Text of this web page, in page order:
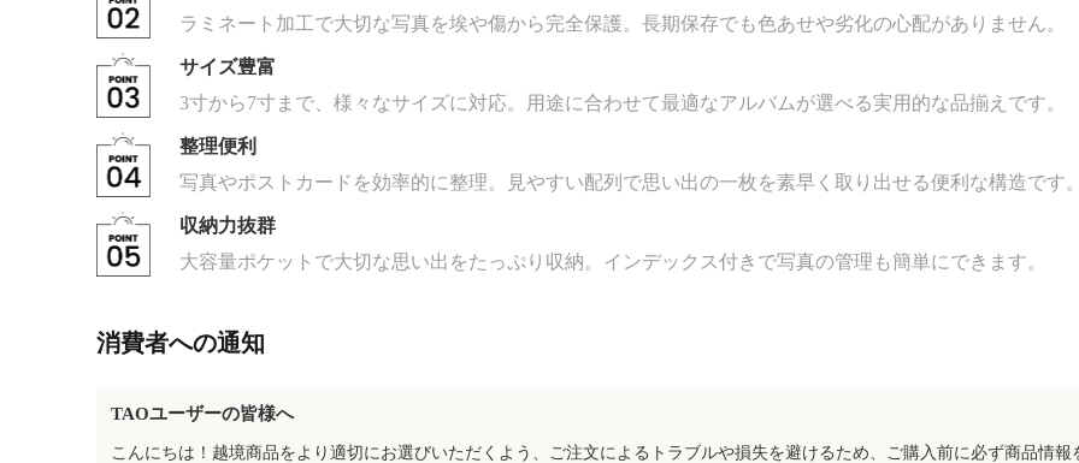
ラミネート加工で大切な写真を埃や傷から完全保護。長期保存でも色あせや劣化の心配がありません。
サイズ豊富
3寸から7寸まで、様々なサイズに対応。用途に合わせて最適なアルバムが選べる実用的な品揃えです。
整理便利
写真やポストカードを効率的に整理。見やすい配列で思い出の一枚を素早く取り出せる便利な構造です。
収納力抜群
大容量ポケットで大切な思い出をたっぷり収納。インデックス付きで写真の管理も簡単にできます。
消費者への通知
TAOユーザーの皆様へ
こんにちは！越境商品をより適切にお選びいただくよう、ご注文によるトラブルや損失を避けるため、ご購入前に必ず商品情報